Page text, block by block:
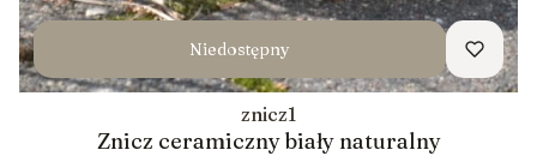
Niedostępny
znicz1
Znicz ceramiczny biały naturalny